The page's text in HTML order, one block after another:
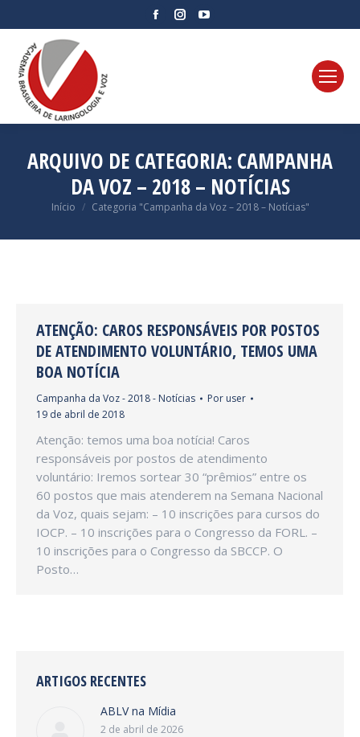
FacebookInstagram
ARQUIVO DE CATEGORIA: CAMPANHA
DA VOZ – 2018 – NOTÍCIAS
Você está aqui:
Início Categoria "Campanha da Voz – 2018 – Notícias"
ATENÇÃO: CAROS RESPONSÁVEIS POR POSTOS
DE ATENDIMENTO VOLUNTÁRIO, TEMOS UMA
BOA NOTÍCIA
Campanha da Voz - 2018 - Notícias Por user
19 de abril de 2018
Atenção: temos uma boa notícia! Caros
responsáveis por postos de atendimento
voluntário: Iremos sortear 30 “prêmios” entre os
60 postos que mais atenderem na Semana Nacional
da Voz, quais sejam: – 10 inscrições para cursos do
IOCP. – 10 inscrições para o Congresso da FORL. –
10 inscrições para o Congresso da SBCCP. O
Posto…
ARTIGOS RECENTES
ABLV na Mídia
2 de abril de 2026